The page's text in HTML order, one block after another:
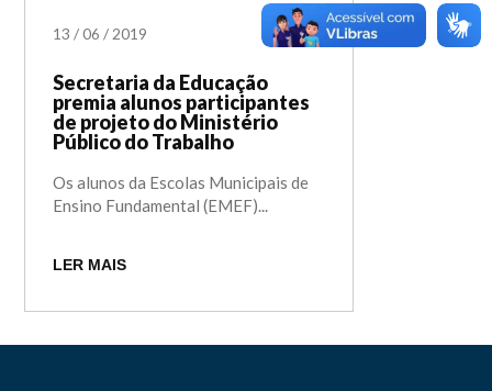
13 /06 /2019
Secretaria da Educação
premia alunos participantes
de projeto do Ministério
Público do Trabalho
Os alunos da Escolas Municipais de
Ensino Fundamental (EMEF)...
LER MAIS